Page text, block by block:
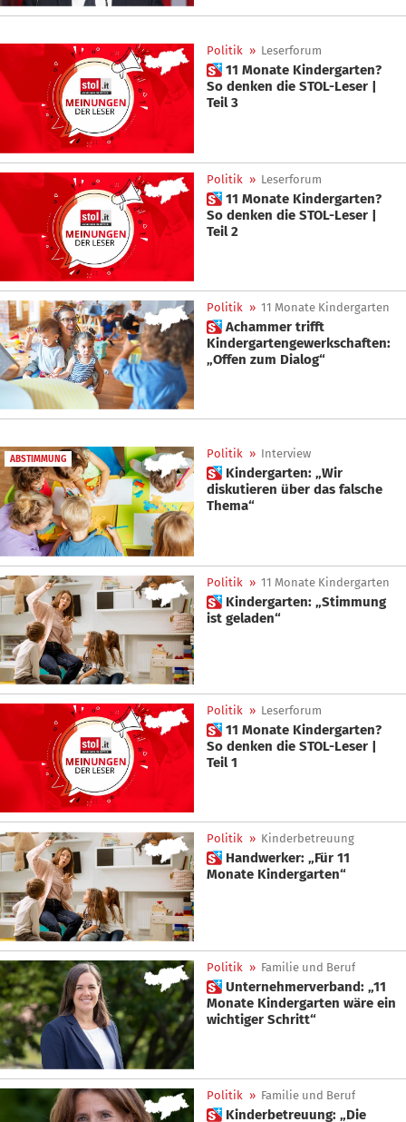
Politik » Leserforum
 11 Monate Kindergarten?
So denken die STOL-Leser |
Teil 3
Politik » Leserforum
 11 Monate Kindergarten?
So denken die STOL-Leser |
Teil 2
Politik » 11 Monate Kindergarten
 Achammer trifft
Kindergartengewerkschaften:
„Offen zum Dialog“
ABSTIMMUNG Politik » Interview
 Kindergarten: „Wir
diskutieren über das falsche
Thema“
Politik » 11 Monate Kindergarten
 Kindergarten: „Stimmung
ist geladen“
Politik » Leserforum
 11 Monate Kindergarten?
So denken die STOL-Leser |
Teil 1
Politik » Kinderbetreuung
 Handwerker: „Für 11
Monate Kindergarten“
Politik » Familie und Beruf
 Unternehmerverband: „11
Monate Kindergarten wäre ein
wichtiger Schritt“
Politik » Familie und Beruf
 Kinderbetreuung: „Die